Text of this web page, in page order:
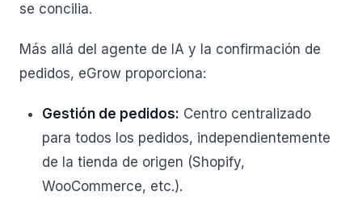
se concilia.
Más allá del agente de IA y la confirmación de
pedidos, eGrow proporciona:
Gestión de pedidos: Centro centralizado
para todos los pedidos, independientemente
de la tienda de origen (Shopify,
WooCommerce, etc.).